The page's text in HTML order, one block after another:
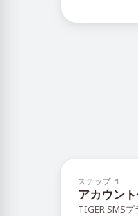
ステップ 1
アカウン
TIGER SMS